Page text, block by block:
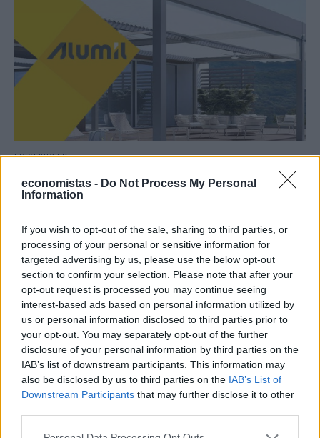
economistas - Do Not Process My Personal
Information
If you wish to opt-out of the sale, sharing to third parties, or
processing of your personal or sensitive information for
targeted advertising by us, please use the below opt-out
section to confirm your selection. Please note that after your
opt-out request is processed you may continue seeing
interest-based ads based on personal information utilized by
us or personal information disclosed to third parties prior to
your opt-out. You may separately opt-out of the further
disclosure of your personal information by third parties on the
IAB’s list of downstream participants. This information may
also be disclosed by us to third parties on the IAB’s List of
Downstream Participants that may further disclose it to other
ΕΠΙΧΕΙΡΗΣΕΙΣ
Αλουμύλ: Εκκρεμεί η συμφωνία αναστολής
με τις τράπεζες
NEWSROOM/31 Ιαν 2019